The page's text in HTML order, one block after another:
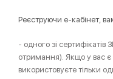
Реєструючи е-кабінет,
- одного зі
отримання). Якщо у вас є
використовуєте тільки